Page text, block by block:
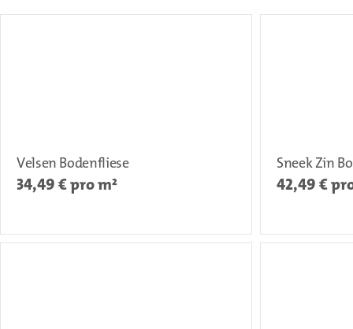
Velsen Bodenfliese
34,49 € pro m²
Sneek Zin
42,49 €